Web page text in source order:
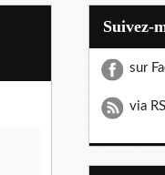
Suivez-
sur
via